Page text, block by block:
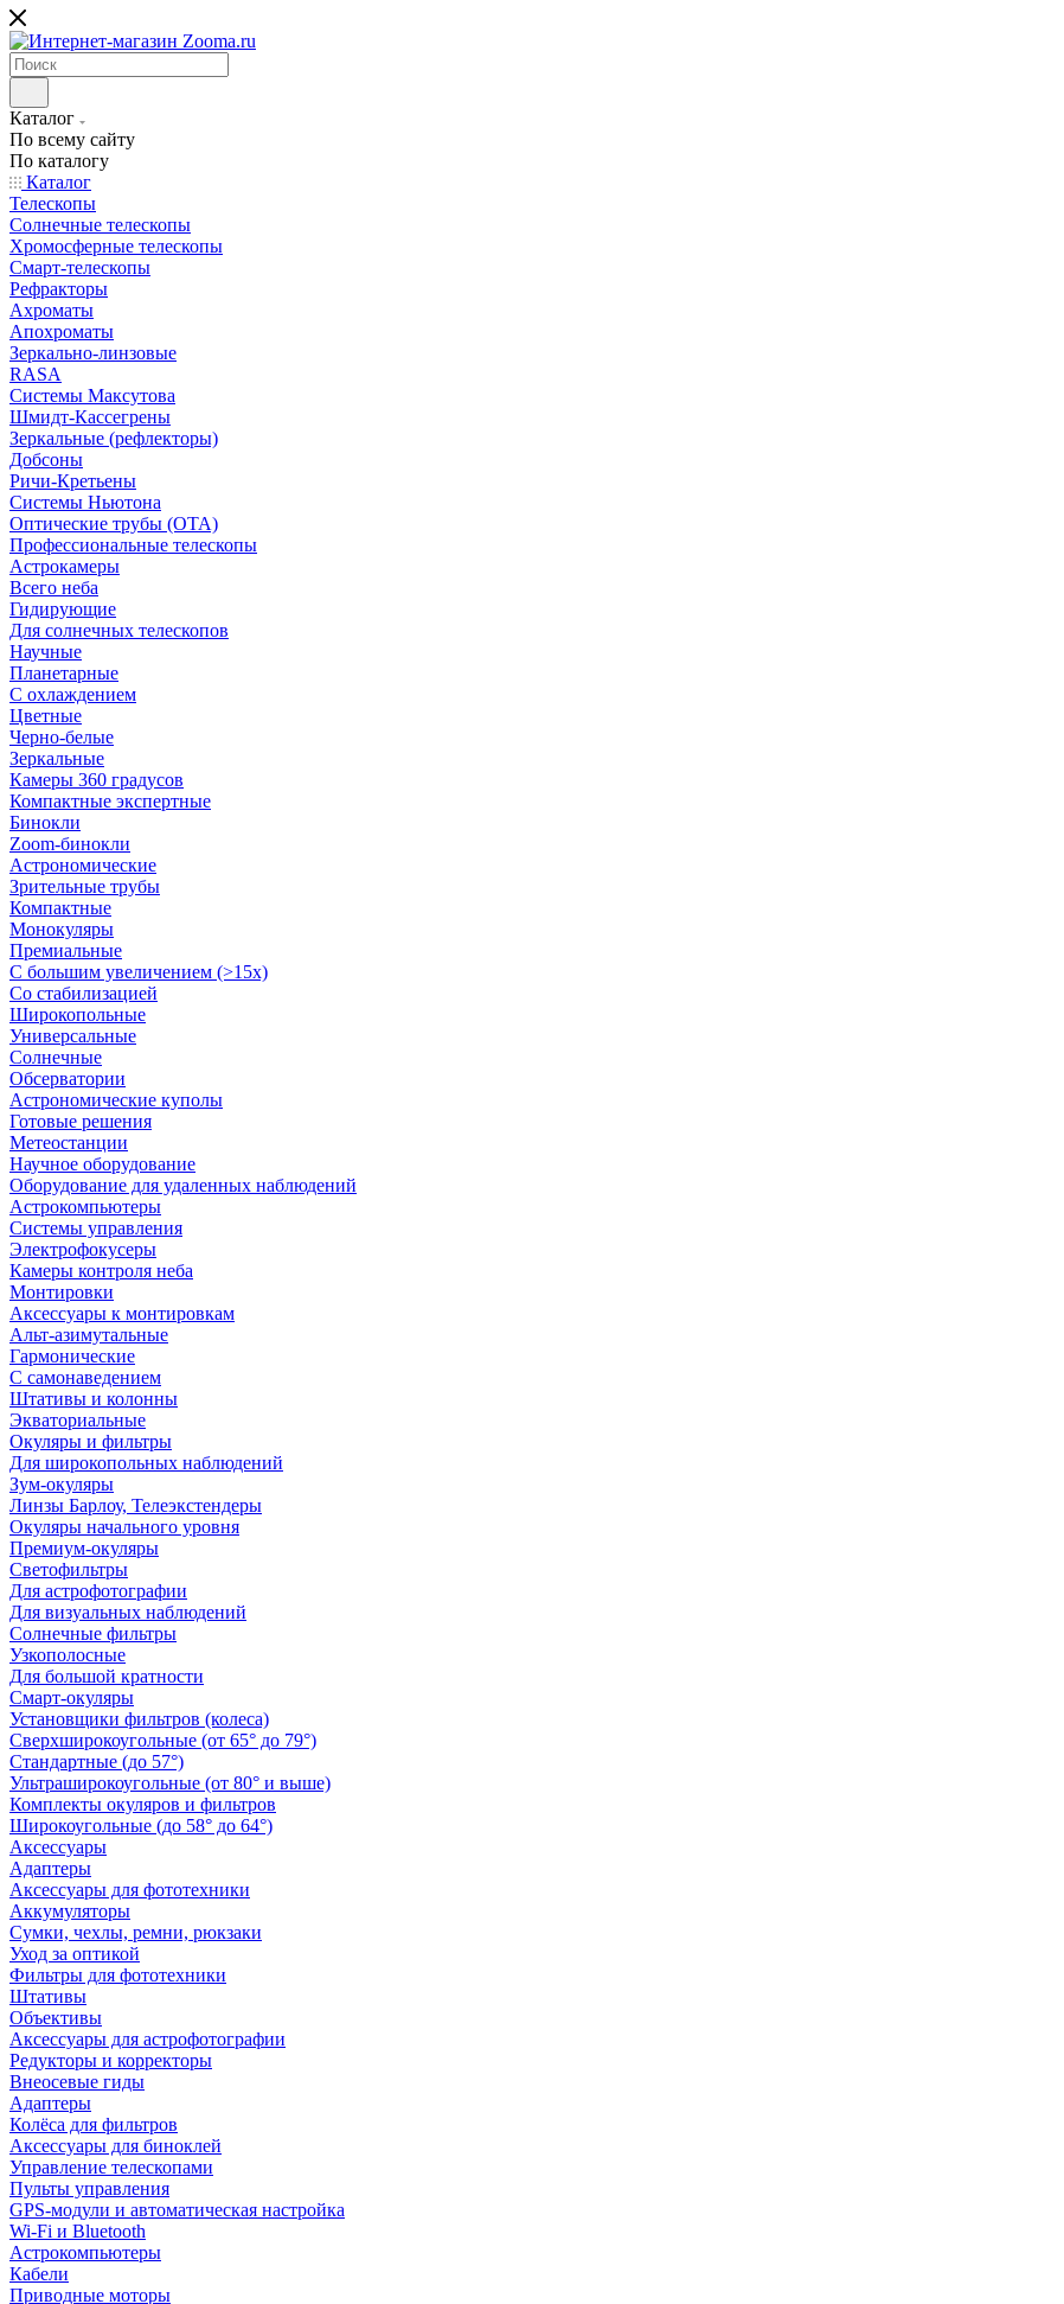
Каталог
По всему сайту
По каталогу
Каталог
Телескопы
Солнечные телескопы
Хромосферные телескопы
Смарт-телескопы
Рефракторы
Ахроматы
Апохроматы
Зеркально-линзовые
RASA
Системы Максутова
Шмидт-Кассегрены
Зеркальные (рефлекторы)
Добсоны
Ричи-Кретьены
Системы Ньютона
Оптические трубы (OTA)
Профессиональные телескопы
Астрокамеры
Всего неба
Гидирующие
Для солнечных телескопов
Научные
Планетарные
С охлаждением
Цветные
Черно-белые
Зеркальные
Камеры 360 градусов
Компактные экспертные
Бинокли
Zoom-бинокли
Астрономические
Зрительные трубы
Компактные
Монокуляры
Премиальные
С большим увеличением (>15x)
Со стабилизацией
Широкопольные
Универсальные
Солнечные
Обсерватории
Астрономические куполы
Готовые решения
Метеостанции
Научное оборудование
Оборудование для удаленных наблюдений
Астрокомпьютеры
Системы управления
Электрофокусеры
Камеры контроля неба
Монтировки
Аксессуары к монтировкам
Альт-азимутальные
Гармонические
С самонаведением
Штативы и колонны
Экваториальные
Окуляры и фильтры
Для широкопольных наблюдений
Зум-окуляры
Линзы Барлоу, Телеэкстендеры
Окуляры начального уровня
Премиум-окуляры
Светофильтры
Для астрофотографии
Для визуальных наблюдений
Солнечные фильтры
Узкополосные
Для большой кратности
Смарт-окуляры
Установщики фильтров (колеса)
Сверхширокоугольные (от 65° до 79°)
Стандартные (до 57°)
Ультраширокоугольные (от 80° и выше)
Комплекты окуляров и фильтров
Широкоугольные (до 58° до 64°)
Аксессуары
Адаптеры
Аксессуары для фототехники
Аккумуляторы
Сумки, чехлы, ремни, рюкзаки
Уход за оптикой
Фильтры для фототехники
Штативы
Объективы
Аксессуары для астрофотографии
Редукторы и корректоры
Внеосевые гиды
Адаптеры
Колёса для фильтров
Аксессуары для биноклей
Управление телескопами
Пульты управления
GPS-модули и автоматическая настройка
Wi-Fi и Bluetooth
Астрокомпьютеры
Кабели
Приводные моторы